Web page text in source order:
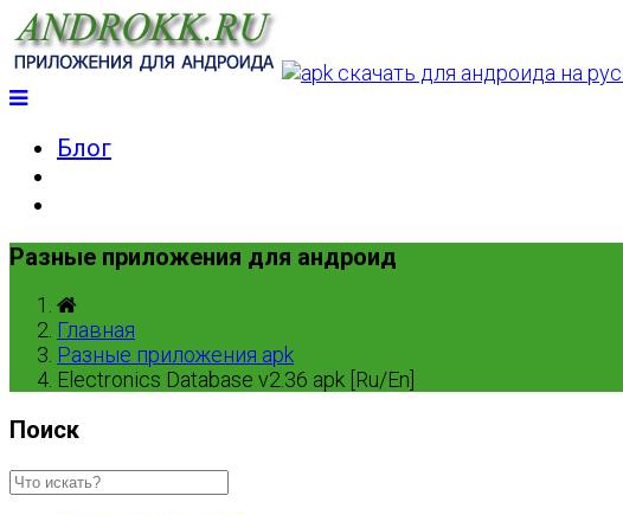
Блог
Разные приложения для андроид
Главная
Разные приложения apk
Electronics Database v2.36 apk [Ru/En]
Поиск